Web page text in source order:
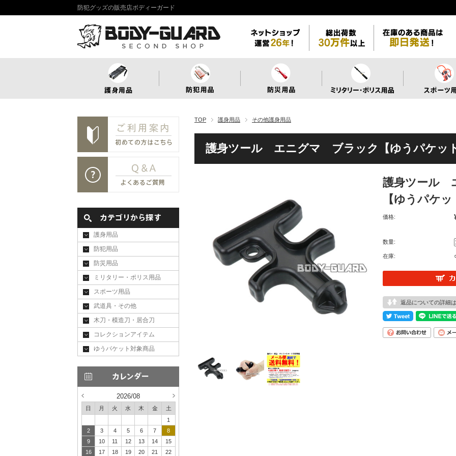
防犯グッズの販売店ボディーガード
TOP 護身用品 その他護身用品
護身ツール エニグマ ブラック【ゆうパケット
護身ツール
【ゆうパケッ
価格:
数量:
在庫:
返品についての詳細
護身用品
防犯用品
防災用品
ミリタリー・ポリス用品
スポーツ用品
武道具・その他
木刀・模造刀・居合刀
コレクションアイテム
ゆうパケット対象商品
2026/08
日 月 火 水 木 金
土
1
2
3 4 5 6 7
8
9
10 11 12 13 14
15
16
17 18 19 20 21
22